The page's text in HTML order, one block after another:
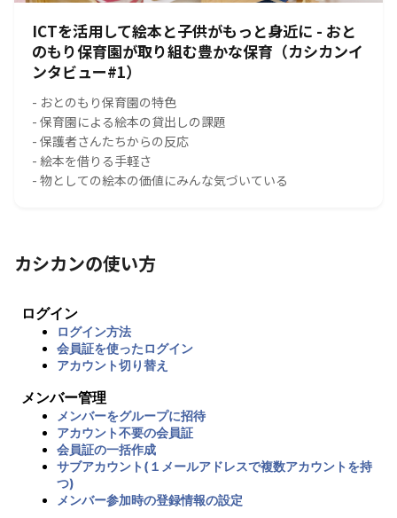
ICTを活用して絵本と子供がもっと身近に - おと
のもり保育園が取り組む豊かな保育（カシカンイ
ンタビュー#1）
- おとのもり保育園の特色
- 保育園による絵本の貸出しの課題
- 保護者さんたちからの反応
- 絵本を借りる手軽さ
- 物としての絵本の価値にみんな気づいている
カシカンの使い方
ログイン
ログイン方法
会員証を使ったログイン
アカウント切り替え
メンバー管理
メンバーをグループに招待
アカウント不要の会員証
会員証の一括作成
サブアカウント(１メールアドレスで複数アカウントを持
つ)
メンバー参加時の登録情報の設定